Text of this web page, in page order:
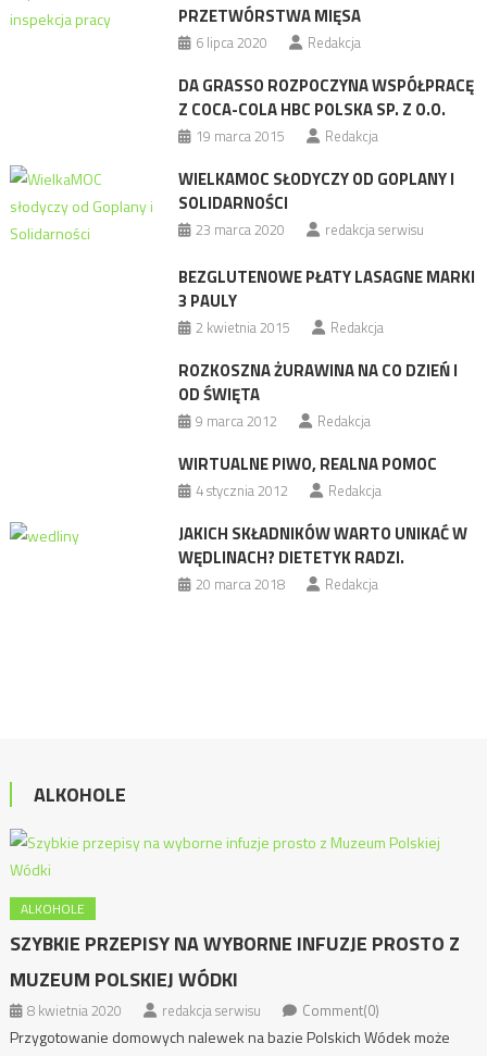
PRZETWÓRSTWA MIĘSA
6 lipca 2020 Redakcja
DA GRASSO ROZPOCZYNA WSPÓŁPRACĘ
Z COCA-COLA HBC POLSKA SP. Z O.O.
19 marca 2015 Redakcja
WIELKAMOC SŁODYCZY OD GOPLANY I
SOLIDARNOŚCI
23 marca 2020 redakcja serwisu
BEZGLUTENOWE PŁATY LASAGNE MARKI
3 PAULY
2 kwietnia 2015 Redakcja
ROZKOSZNA ŻURAWINA NA CO DZIEŃ I
OD ŚWIĘTA
9 marca 2012 Redakcja
WIRTUALNE PIWO, REALNA POMOC
4 stycznia 2012 Redakcja
JAKICH SKŁADNIKÓW WARTO UNIKAĆ W
WĘDLINACH? DIETETYK RADZI.
20 marca 2018 Redakcja
ALKOHOLE
ALKOHOLE
SZYBKIE PRZEPISY NA WYBORNE INFUZJE PROSTO Z
MUZEUM POLSKIEJ WÓDKI
8 kwietnia 2020 redakcja serwisu Comment(0)
Przygotowanie domowych nalewek na bazie Polskich Wódek może